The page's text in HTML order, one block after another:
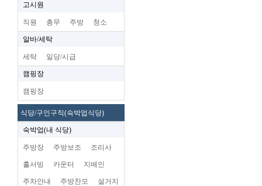
고시원
직원 총무 주방 청소
알바/세탁
세탁 일당/시급
캠핑장
캠핑장
식당/구인구직(숙박업식당)
숙박업(내 식당)
주방장 주방보조 조리사
홀서빙 카운터 지배인
주차안내 주방찬모 설거지